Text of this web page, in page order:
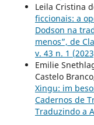
Leila Cristina
ficcionais: a
Dodson na
menos”, de
v. 43 n. 1
Emilie
Castelo
Xingu: im
Cadernos de
Traduzindo a